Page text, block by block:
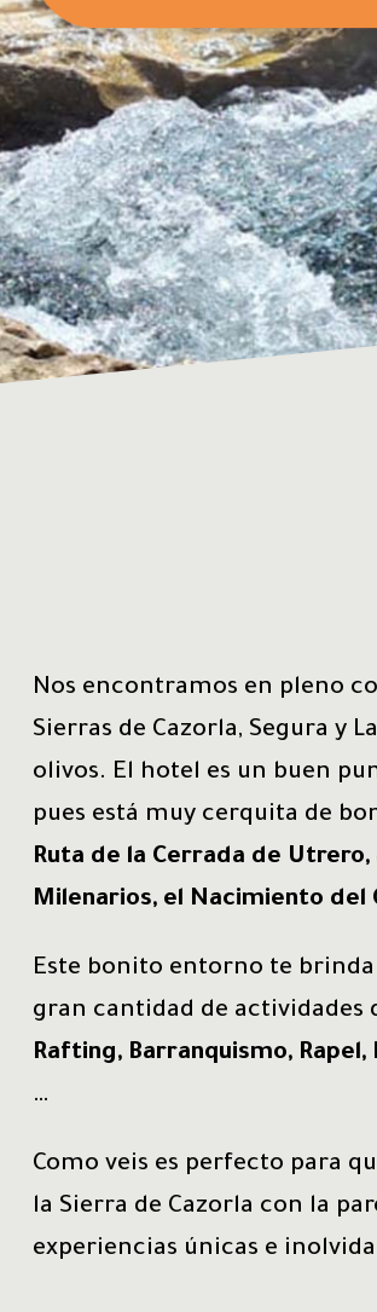
Nos encontramos en pleno
Sierras de Cazorla, Segura y
olivos. El hotel es un buen
pues está muy cerquita de
Ruta de la Cerrada de Utrero,
Milenarios, el Nacimiento del
Este bonito entorno te
gran cantidad de
Rafting, Barranquismo,
…
Como veis es perfecto para
la Sierra de Cazorla con la
experiencias únicas e